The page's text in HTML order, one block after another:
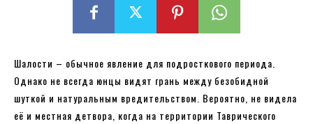
Шалости – обычное явление для подросткового периода.
Однако не всегда юнцы видят грань между безобидной
шуткой и натуральным вредительством. Вероятно, не видела
её и местная детвора, когда на территории Таврического